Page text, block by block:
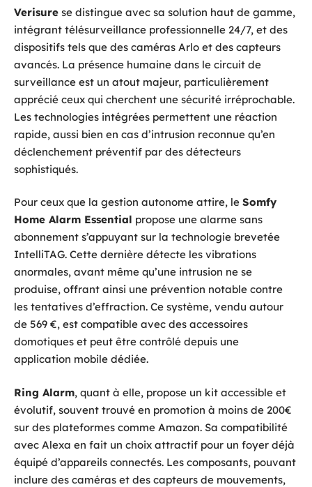
Verisure se distingue avec sa solution haut de gamme,
intégrant télésurveillance professionnelle 24/7, et des
dispositifs tels que des caméras Arlo et des capteurs
avancés. La présence humaine dans le circuit de
surveillance est un atout majeur, particulièrement
apprécié ceux qui cherchent une sécurité irréprochable.
Les technologies intégrées permettent une réaction
rapide, aussi bien en cas d’intrusion reconnue qu’en
déclenchement préventif par des détecteurs
sophistiqués.
Pour ceux que la gestion autonome attire, le Somfy
Home Alarm Essential propose une alarme sans
abonnement s’appuyant sur la technologie brevetée
IntelliTAG. Cette dernière détecte les vibrations
anormales, avant même qu’une intrusion ne se
produise, offrant ainsi une prévention notable contre
les tentatives d’effraction. Ce système, vendu autour
de 569 €, est compatible avec des accessoires
domotiques et peut être contrôlé depuis une
application mobile dédiée.
Ring Alarm, quant à elle, propose un kit accessible et
évolutif, souvent trouvé en promotion à moins de 200€
sur des plateformes comme Amazon. Sa compatibilité
avec Alexa en fait un choix attractif pour un foyer déjà
équipé d’appareils connectés. Les composants, pouvant
inclure des caméras et des capteurs de mouvements,